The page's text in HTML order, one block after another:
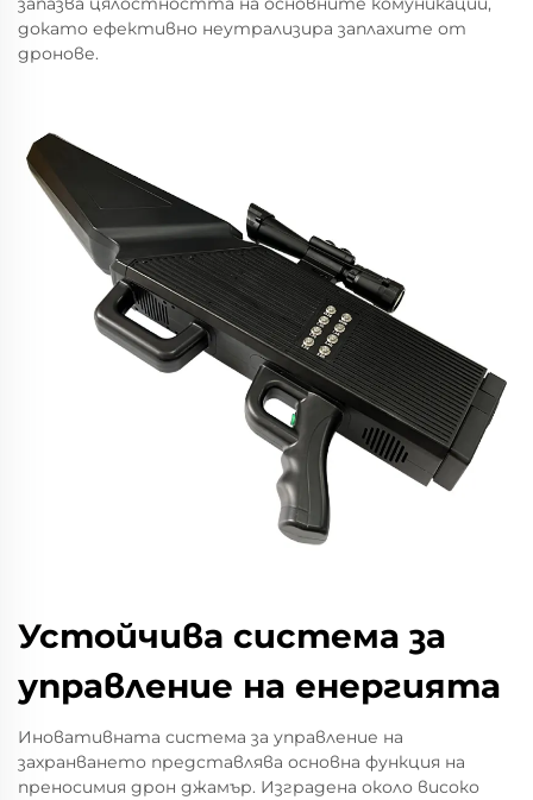
докато ефективно неутрализира заплахите от
дронове.
Устойчивa система за
управление на енергията
Иновативната система за управление на
захранването представлява основна функция на
преносимия дрон джамър. Изградена около високо